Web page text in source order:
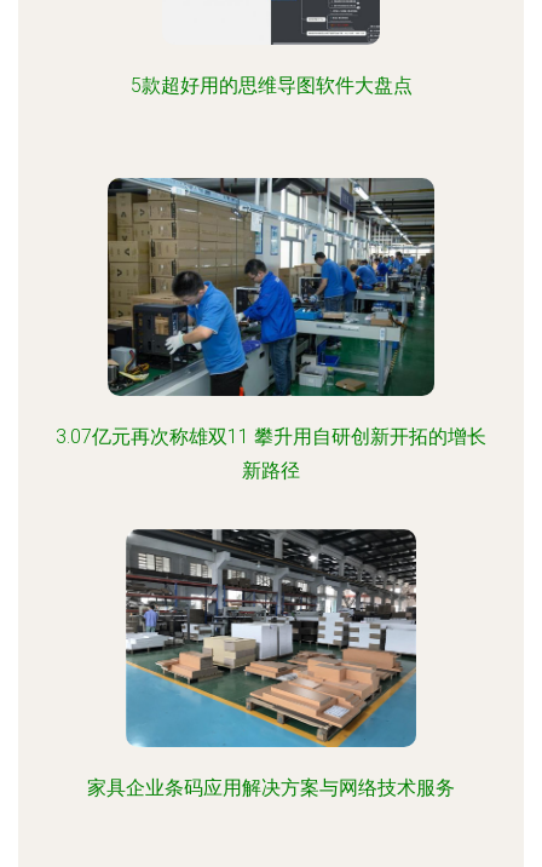
5款超好用的思维导图软件大盘点
3.07亿元再次称雄双11 攀升用自研创新开拓的增长
新路径
家具企业条码应用解决方案与网络技术服务